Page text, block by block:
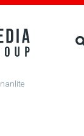
nanlite